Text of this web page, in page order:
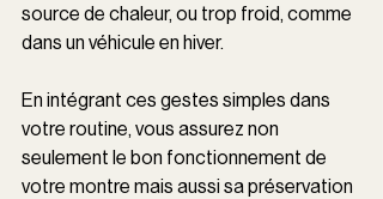
source de chaleur, ou trop froid, comme
dans un véhicule en hiver.
En intégrant ces gestes simples dans
votre routine, vous assurez non
seulement le bon fonctionnement de
votre montre mais aussi sa préservation